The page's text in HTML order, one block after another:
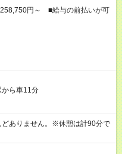
円～ ■給与の前払いが可
から車11分
ありません。※休憩は計90分で